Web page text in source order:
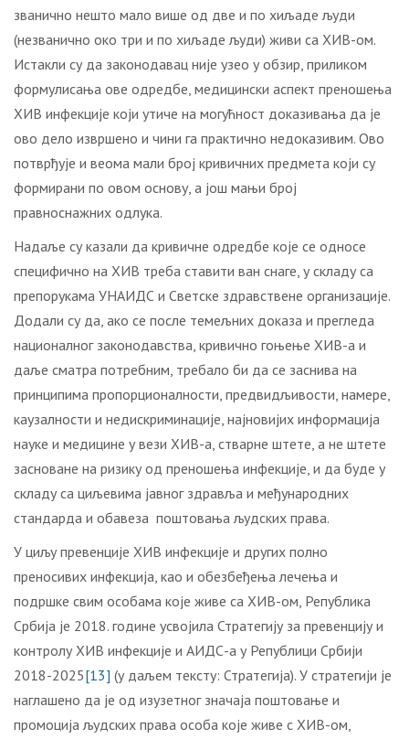
званично нешто мало више од две и по хиљаде људи
(незванично око три и по хиљаде људи) живи са ХИВ-ом.
Истакли су да законодавац није узео у обзир, приликом
формулисања ове одредбе, медицински аспект преношења
ХИВ инфекције који утиче на могућност доказивања да је
ово дело извршено и чини га практично недоказивим. Ово
потврђује и веома мали број кривичних предмета који су
формирани по овом основу, а још мањи број
правноснажних одлука.
Надаље су казали да кривичне одредбе које се односе
специфично на ХИВ треба ставити ван снаге, у складу са
препорукама УНАИДС и Светске здравствене организације.
Додали су да, ако се после темељних доказа и прегледа
националног законодавства, кривично гоњење ХИВ-а и
даље сматра потребним, требало би да се заснива на
принципима пропорционалности, предвидљивости, намере,
каузалности и недискриминације, најновијих информација
науке и медицине у вези ХИВ-а, стварне штете, а не штете
засноване на ризику од преношења инфекције, и да буде у
складу са циљевима јавног здравља и међународних
стандарда и обавеза поштовања људских права.
У циљу превенције ХИВ инфекције и других полно
преносивих инфекција, као и обезбеђења лечења и
подршке свим особама које живе са ХИВ-ом, Република
Србија је 2018. године усвојила Стратегију за превенцију и
контролу ХИВ инфекције и АИДС-а у Републици Србији
2018-2025[13] (у даљем тексту: Стратегија). У стратегији је
наглашено да је од изузетног значаја поштовање и
промоција људских права особа које живе с ХИВ-ом,